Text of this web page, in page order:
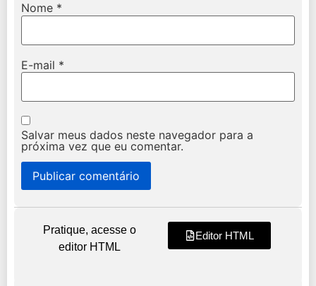
Nome *
E-mail *
Salvar meus dados neste navegador para a
próxima vez que eu comentar.
Pratique, acesse o
editor HTML
Editor HTML